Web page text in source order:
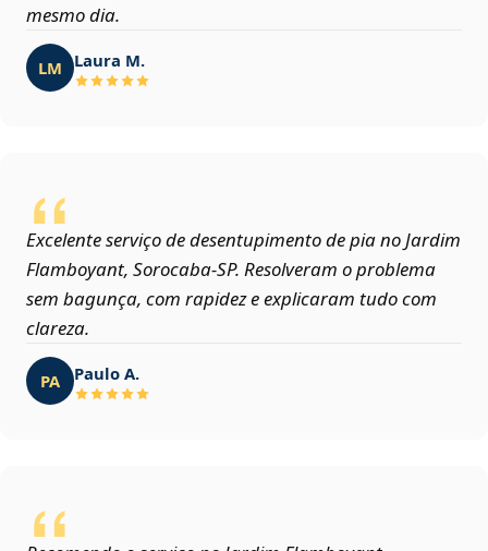
mesmo dia.
LM Laura M.
Excelente serviço de desentupimento de pia no Jardim
Flamboyant, Sorocaba‑SP. Resolveram o problema
sem bagunça, com rapidez e explicaram tudo com
clareza.
PA Paulo A.